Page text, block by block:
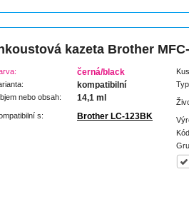
kazeta Brother
černá/black
kompatibilní
nebo obsah: 14,1 ml
s: Brother LC-123BK